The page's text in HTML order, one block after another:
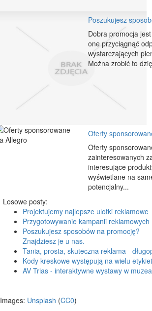
Poszukujesz
Dobra promocja
one przyciągnąć
wystarczających
Można zrobić to
Oferty
Oferty
zainteresowanych
interesujące
wyświetlane na
potencjalny...
Losowe posty:
Projektujemy najlepsze ulotki reklamowe
Przygotowywanie kampanii reklamowych
Poszukujesz sposobów na promocję?
Znajdziesz je u nas.
Tania, prosta, skuteczna reklama -
Kody kreskowe występują na wielu
AV Trias - interaktywne wystawy w
Images: Unsplash (CC0)